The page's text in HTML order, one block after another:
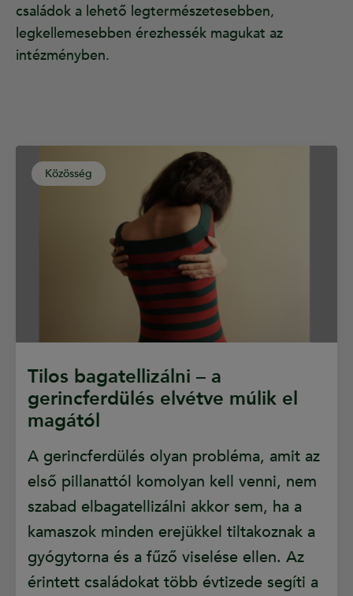
családok a lehető legtermészetesebben,
legkellemesebben érezhessék magukat az
intézményben.
Közösség
Tilos bagatellizálni – a
gerincferdülés elvétve múlik el
magától
A gerincferdülés olyan probléma, amit az
első pillanattól komolyan kell venni, nem
szabad elbagatellizálni akkor sem, ha a
kamaszok minden erejükkel tiltakoznak a
gyógytorna és a fűző viselése ellen. Az
érintett családokat több évtizede segíti a